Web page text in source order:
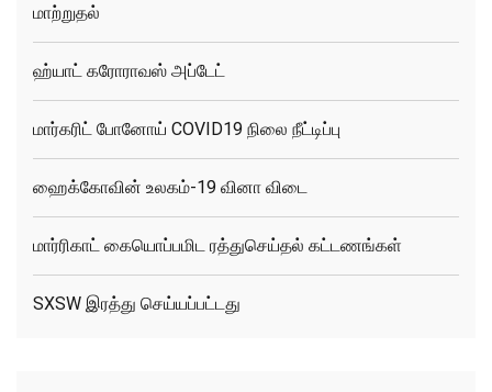
மாற்றுதல்
ஹ்யாட் கரோராவஸ் அப்டேட்
மார்கரிட் போனோய் COVID19 நிலை நீட்டிப்பு
ஹைக்கோவின் உலகம்-19 வினா விடை
மார்ரிகாட் கையொப்பமிட ரத்துசெய்தல் கட்டணங்கள்
SXSW இரத்து செய்யப்பட்டது